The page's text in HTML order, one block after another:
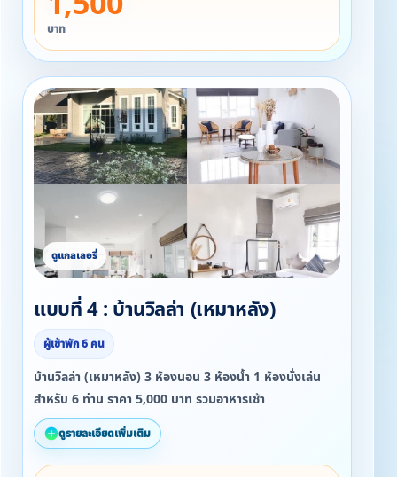
บาท
แบบที่ 4 : บ้านวิลล่า (เหมาหลัง)
ผู้เข้าพัก 6 คน
บ้านวิลล่า (เหมาหลัง) 3 ห้องนอน 3 ห้องน้ำ 1 ห้องนั่งเล่น
สำหรับ 6 ท่าน ราคา 5,000 บาท รวมอาหารเช้า
ดูรายละเอียดเพิ่มเติม